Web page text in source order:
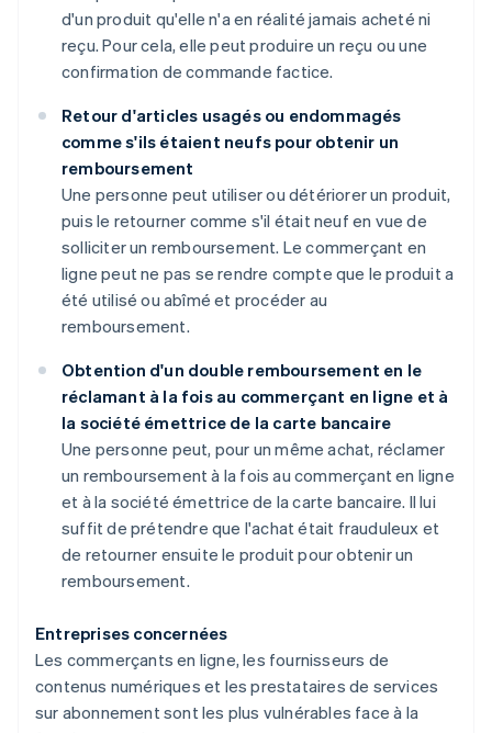
d'un produit qu'elle n'a en réalité jamais acheté ni
reçu. Pour cela, elle peut produire un reçu ou une
confirmation de commande factice.
Retour d'articles usagés ou endommagés
comme s'ils étaient neufs pour obtenir un
remboursement
Une personne peut utiliser ou détériorer un produit,
puis le retourner comme s'il était neuf en vue de
solliciter un remboursement. Le commerçant en
ligne peut ne pas se rendre compte que le produit a
été utilisé ou abîmé et procéder au
remboursement.
Obtention d'un double remboursement en le
réclamant à la fois au commerçant en ligne et à
la société émettrice de la carte bancaire
Une personne peut, pour un même achat, réclamer
un remboursement à la fois au commerçant en ligne
et à la société émettrice de la carte bancaire. Il lui
suffit de prétendre que l'achat était frauduleux et
de retourner ensuite le produit pour obtenir un
remboursement.
Entreprises concernées
Les commerçants en ligne, les fournisseurs de
contenus numériques et les prestataires de services
sur abonnement sont les plus vulnérables face à la